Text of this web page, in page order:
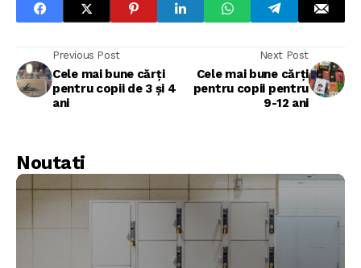
Previous Post
Cele mai bune cărți
pentru copii de 3 și 4
ani
Next Post
Cele mai bune cărți
pentru copii pentru
9-12 ani
Noutati